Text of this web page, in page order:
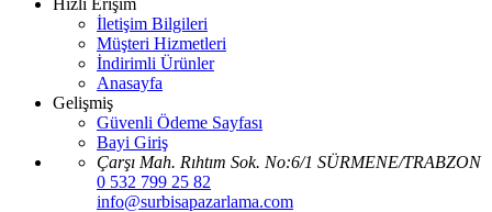
İletişim Bilgileri
Müşteri Hizmetleri
İndirimli Ürünler
Anasayfa
Gelişmiş
Güvenli Ödeme Sayfası
Bayi Giriş
Çarşı Mah. Rıhtım Sok. No:6/1 SÜRMENE/TRABZON
0 532 799 25 82
info@surbisapazarlama.com